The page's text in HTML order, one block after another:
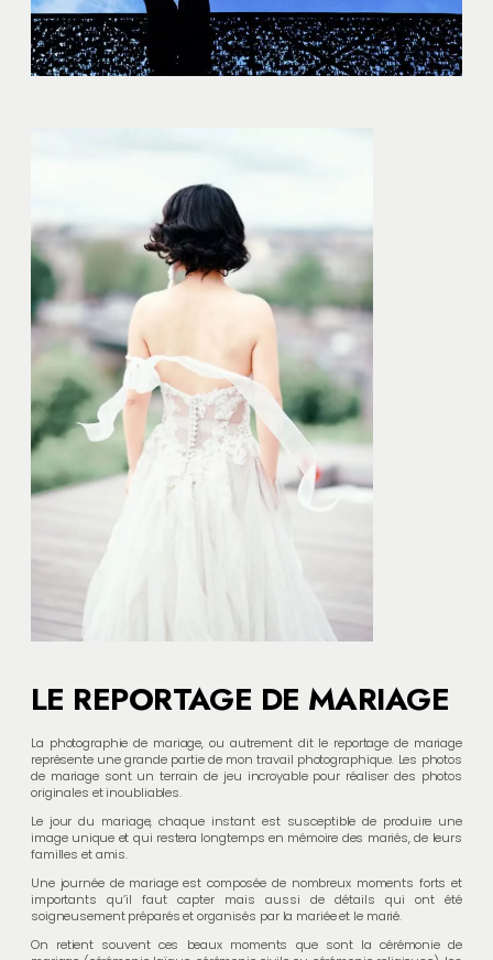
LE REPORTAGE DE MARIAGE
La photographie de mariage, ou autrement dit le reportage de mariage
représente une grande partie de mon travail photographique. Les photos
de mariage sont un terrain de jeu incroyable pour réaliser des photos
originales et inoubliables.
Le jour du mariage, chaque instant est susceptible de produire une
image unique et qui restera longtemps en mémoire des mariés, de leurs
familles et amis.
Une journée de mariage est composée de nombreux moments forts et
importants qu’il faut capter mais aussi de détails qui ont été
soigneusement préparés et organisés par la mariée et le marié.
On retient souvent ces beaux moments que sont la cérémonie de